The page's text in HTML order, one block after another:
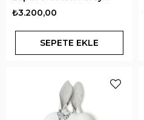
100x100 cm
₺3.200,00
SEPETE EKLE